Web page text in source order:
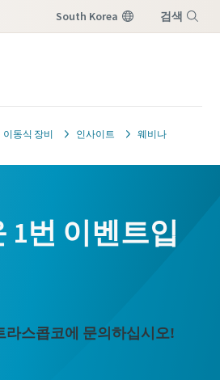
South Korea 검색
이동식 장비 인사이트 웨비나
1번 이벤트입
라스콥코에 문의하십시오!